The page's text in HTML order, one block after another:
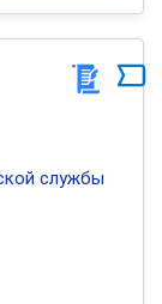
службы